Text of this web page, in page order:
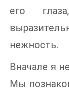
его
нежность.
Вначале я
Мы